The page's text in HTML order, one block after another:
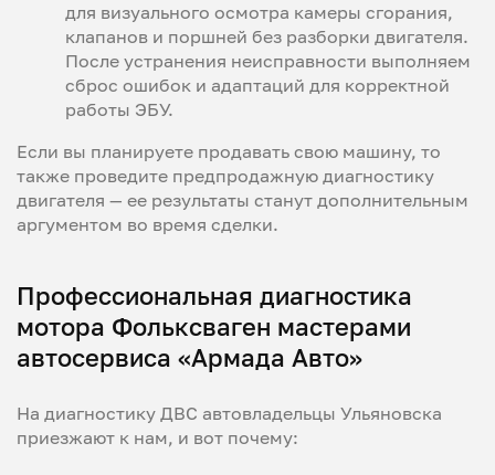
для визуального осмотра камеры сгорания,
клапанов и поршней без разборки двигателя.
После устранения неисправности выполняем
сброс ошибок и адаптаций для корректной
работы ЭБУ.
Если вы планируете продавать свою машину, то
также проведите предпродажную диагностику
двигателя — ее результаты станут дополнительным
аргументом во время сделки.
Профессиональная диагностика
мотора Фольксваген мастерами
автосервиса «Армада Авто»
На диагностику ДВС автовладельцы Ульяновска
приезжают к нам, и вот почему: